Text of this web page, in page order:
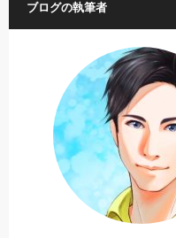
ブログの執筆者